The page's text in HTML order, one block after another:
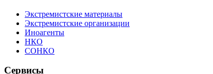
Экстремистские материалы
Экстремистские организации
Иноагенты
НКО
СОНКО
Сервисы